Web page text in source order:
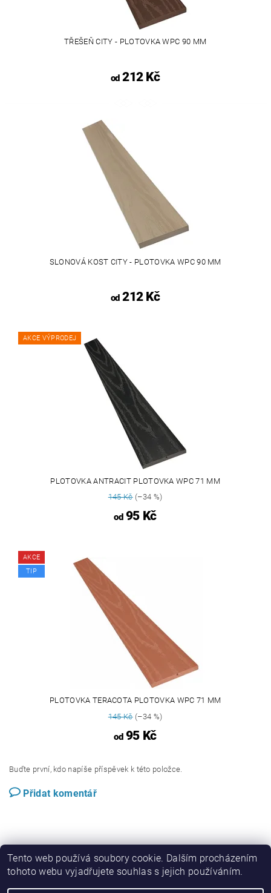
TŘEŠEŇ CITY - PLOTOVKA WPC 90 MM
od212 Kč
SLONOVÁ KOST CITY - PLOTOVKA WPC 90 MM
od212 Kč
AKCE VÝPRODEJ
PLOTOVKA ANTRACIT PLOTOVKA WPC 71 MM
145 Kč(–34 %)
od95 Kč
AKCE
TIP
PLOTOVKA TERACOTA PLOTOVKA WPC 71 MM
145 Kč(–34 %)
od95 Kč
Buďte první, kdo napíše příspěvek k této položce.
Přidat komentář
Tento web používá soubory cookie. Dalším procházením
tohoto webu vyjadřujete souhlas s jejich používáním.